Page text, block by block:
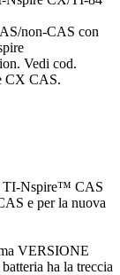
non-CAS con
Vedi cod.
CX CAS.
TI-Nspire™ CAS
e per la nuova
VERSIONE
ha la treccia